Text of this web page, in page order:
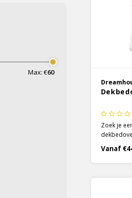
Max: €60
Zoek je
perfecte
straalt
Vanaf